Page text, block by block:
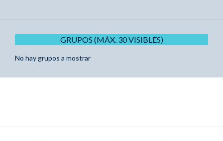
GRUPOS (MÁX. 30 VISIBLES)
No hay grupos a mostrar